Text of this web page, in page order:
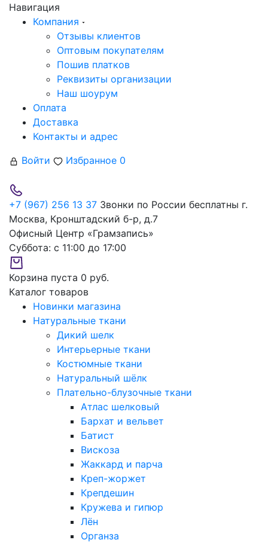
Навигация
Компания
Отзывы клиентов
Оптовым покупателям
Пошив платков
Реквизиты организации
Наш шоурум
Оплата
Доставка
Контакты и адрес
Войти
Избранное 0
+7 (967) 256 13 37 Звонки по России бесплатны г.
Москва, Кронштадский б-р, д.7
Офисный Центр «Грамзапись»
Суббота: с 11:00 до 17:00
Корзина пуста 0 руб.
Каталог товаров
Новинки магазина
Натуральные ткани
Дикий шелк
Интерьерные ткани
Костюмные ткани
Натуральный шёлк
Плательно-блузочные ткани
Атлас шелковый
Бархат и вельвет
Батист
Вискоза
Жаккард и парча
Креп-жоржет
Крепдешин
Кружева и гипюр
Лён
Органза